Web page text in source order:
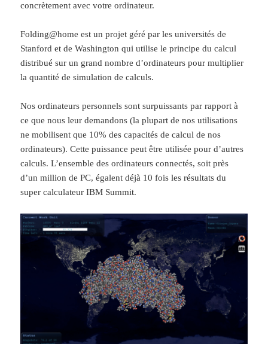
concrètement avec votre ordinateur.
Folding@home est un projet géré par les universités de
Stanford et de Washington qui utilise le principe du calcul
distribué sur un grand nombre d’ordinateurs pour multiplier
la quantité de simulation de calculs.
Nos ordinateurs personnels sont surpuissants par rapport à
ce que nous leur demandons (la plupart de nos utilisations
ne mobilisent que 10% des capacités de calcul de nos
ordinateurs). Cette puissance peut être utilisée pour d’autres
calculs. L’ensemble des ordinateurs connectés, soit près
d’un million de PC, égalent déjà 10 fois les résultats du
super calculateur IBM Summit.